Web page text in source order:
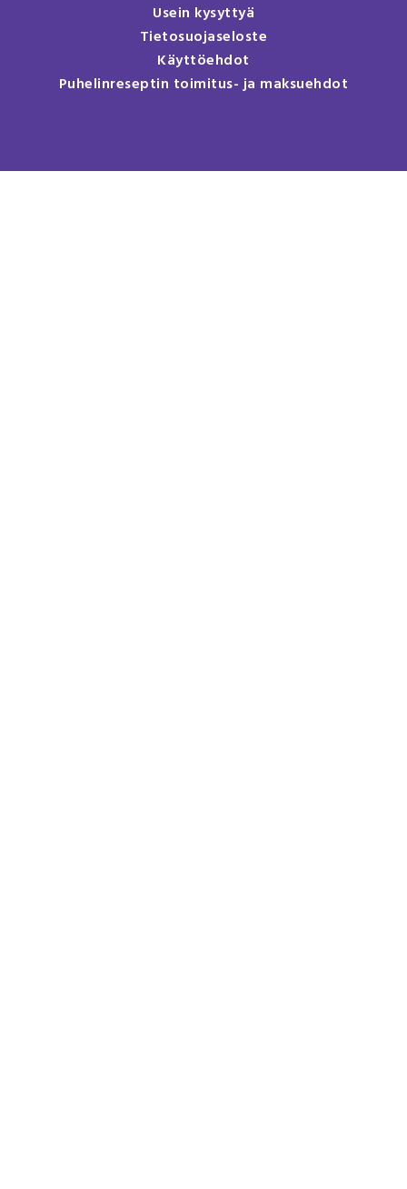
Usein kysyttyä
Tietosuojaseloste
Käyttöehdot
Puhelinreseptin toimitus- ja maksuehdot